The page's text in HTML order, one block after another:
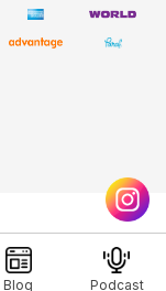
Blog Podcast